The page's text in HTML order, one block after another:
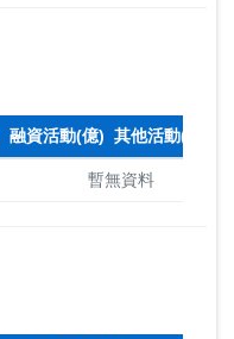
融資活動(億) 其他活動(億)
暫無資料